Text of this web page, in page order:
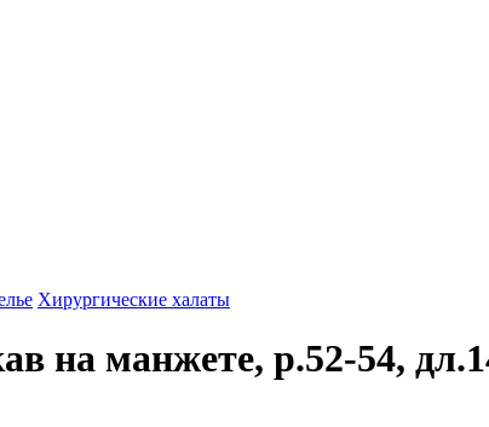
Хирургические халаты
на манжете, р.52-54,